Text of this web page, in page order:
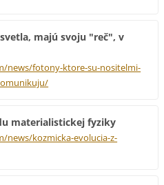
majú svoju "reč", v
news/fotony-ktore-su-nositelmi-
materialistickej fyziky
news/kozmicka-evolucia-z-